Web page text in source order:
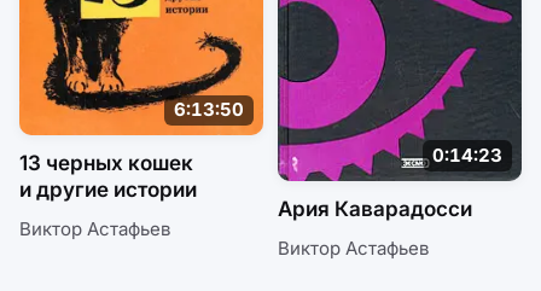
6:13:50
13 черных кошек
и другие истории
Виктор Астафьев
0:14:23
Ария Каварадосси
Виктор Астафьев